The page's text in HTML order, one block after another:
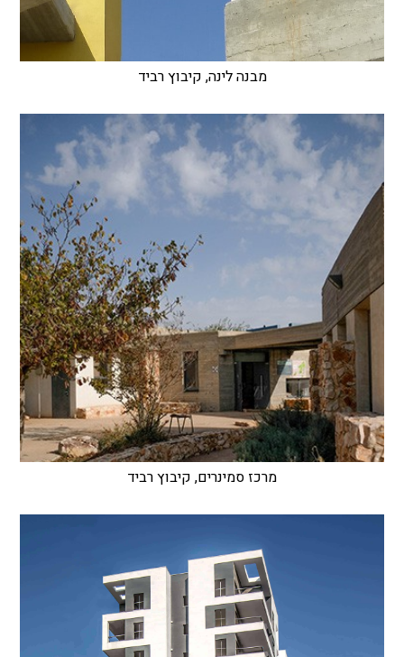
מבנה לינה, קיבוץ רביד
מרכז סמינרים, קיבוץ רביד